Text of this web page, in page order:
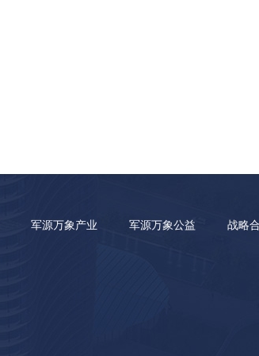
军源万象产业 军源万象公益 战略